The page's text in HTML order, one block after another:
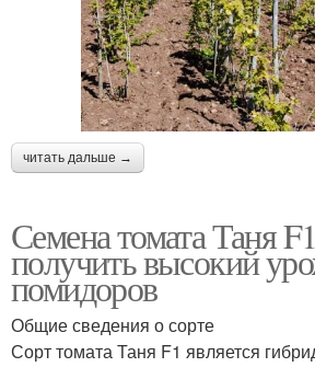
читать дальше →
Семена томата Таня
получить высокий
помидоров
Общие сведения о сорте
Сорт томата Таня F1 является